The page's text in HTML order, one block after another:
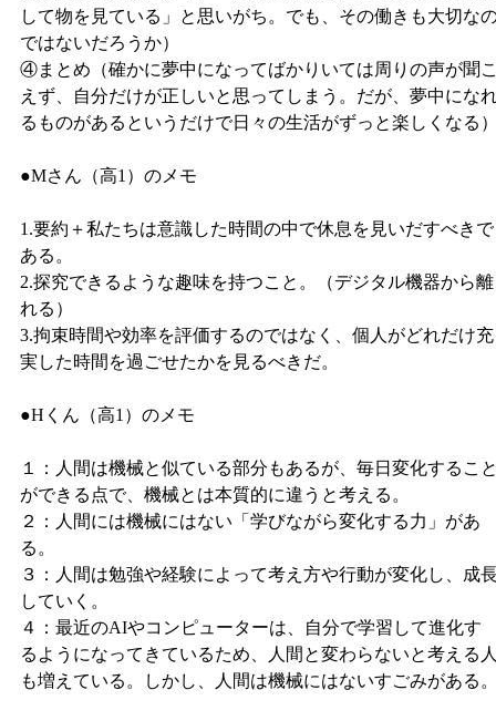
して物を見ている」と思いがち。でも、その働きも大切な
ではないだろうか）
④まとめ（確かに夢中になってばかりいては周りの声が聞
えず、自分だけが正しいと思ってしまう。だが、夢中にな
るものがあるというだけで日々の生活がずっと楽しくなる
●Mさん（高1）のメモ
1.要約＋私たちは意識した時間の中で休息を見いだすべきで
ある。
2.探究できるような趣味を持つこと。（デジタル機器から離
れる）
3.拘束時間や効率を評価するのではなく、個人がどれだけ充
実した時間を過ごせたかを見るべきだ。
●Hくん（高1）のメモ
１：人間は機械と似ている部分もあるが、毎日変化するこ
ができる点で、機械とは本質的に違うと考える。
２：人間には機械にはない「学びながら変化する力」があ
る。
３：人間は勉強や経験によって考え方や行動が変化し、成
していく。
４：最近のAIやコンピューターは、自分で学習して進化す
るようになってきているため、人間と変わらないと考える
も増えている。しかし、人間は機械にはないすごみがある